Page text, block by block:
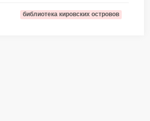
библиотека кировских островов